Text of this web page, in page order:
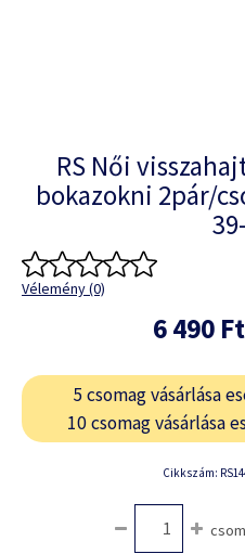
RS Női
bokazokni 2pár/
Vélemény (0)
6 490 Ft
5 csomag vásárlása
10 csomag vásárlása
Cikkszám: